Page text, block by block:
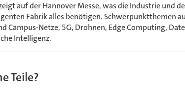
auf der Hannover Messe, was die Industrie und
Fabrik alles benötigen. Schwerpunktthemen
Campus-Netze, 5G, Drohnen, Edge Computing,
Intelligenz.
Teile?